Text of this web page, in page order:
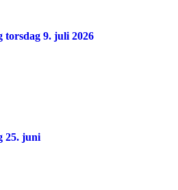
torsdag 9. juli 2026
25. juni